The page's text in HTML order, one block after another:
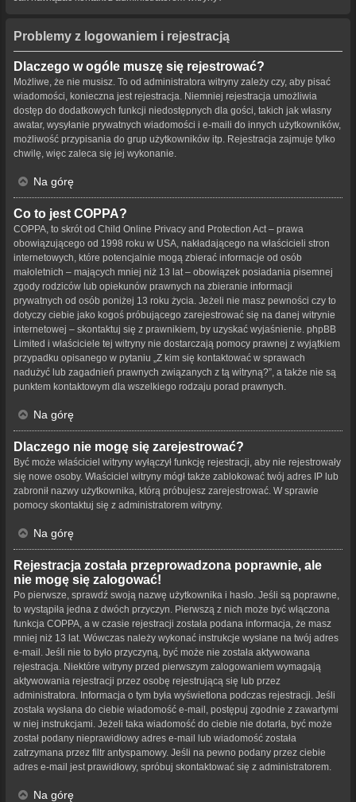
Problemy z logowaniem i rejestracją
Dlaczego w ogóle muszę się rejestrować?
Możliwe, że nie musisz. To od administratora witryny zależy czy, aby pisać
wiadomości, konieczna jest rejestracja. Niemniej rejestracja umożliwia
dostęp do dodatkowych funkcji niedostępnych dla gości, takich jak własny
awatar, wysyłanie prywatnych wiadomości i e-maili do innych użytkowników,
możliwość przypisania do grup użytkowników itp. Rejestracja zajmuje tylko
chwilę, więc zaleca się jej wykonanie.
Na górę
Co to jest COPPA?
COPPA, to skrót od Child Online Privacy and Protection Act – prawa
obowiązującego od 1998 roku w USA, nakładającego na właścicieli stron
internetowych, które potencjalnie mogą zbierać informacje od osób
małoletnich – mających mniej niż 13 lat – obowiązek posiadania pisemnej
zgody rodziców lub opiekunów prawnych na zbieranie informacji
prywatnych od osób poniżej 13 roku życia. Jeżeli nie masz pewności czy to
dotyczy ciebie jako kogoś próbującego zarejestrować się na danej witrynie
internetowej – skontaktuj się z prawnikiem, by uzyskać wyjaśnienie. phpBB
Limited i właściciele tej witryny nie dostarczają pomocy prawnej z wyjątkiem
przypadku opisanego w pytaniu „Z kim się kontaktować w sprawach
nadużyć lub zagadnień prawnych związanych z tą witryną?”, a także nie są
punktem kontaktowym dla wszelkiego rodzaju porad prawnych.
Na górę
Dlaczego nie mogę się zarejestrować?
Być może właściciel witryny wyłączył funkcję rejestracji, aby nie rejestrowały
się nowe osoby. Właściciel witryny mógł także zablokować twój adres IP lub
zabronił nazwy użytkownika, którą próbujesz zarejestrować. W sprawie
pomocy skontaktuj się z administratorem witryny.
Na górę
Rejestracja została przeprowadzona poprawnie, ale
nie mogę się zalogować!
Po pierwsze, sprawdź swoją nazwę użytkownika i hasło. Jeśli są poprawne,
to wystąpiła jedna z dwóch przyczyn. Pierwszą z nich może być włączona
funkcja COPPA, a w czasie rejestracji została podana informacja, że masz
mniej niż 13 lat. Wówczas należy wykonać instrukcje wysłane na twój adres
e-mail. Jeśli nie to było przyczyną, być może nie została aktywowana
rejestracja. Niektóre witryny przed pierwszym zalogowaniem wymagają
aktywowania rejestracji przez osobę rejestrującą się lub przez
administratora. Informacja o tym była wyświetlona podczas rejestracji. Jeśli
została wysłana do ciebie wiadomość e-mail, postępuj zgodnie z zawartymi
w niej instrukcjami. Jeżeli taka wiadomość do ciebie nie dotarła, być może
został podany nieprawidłowy adres e-mail lub wiadomość została
zatrzymana przez filtr antyspamowy. Jeśli na pewno podany przez ciebie
adres e-mail jest prawidłowy, spróbuj skontaktować się z administratorem.
Na górę